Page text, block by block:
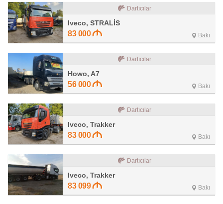
Dartıcılar
Iveco, STRALİS
83 000 Bakı
Dartıcılar
Howo, A7
56 000 Bakı
Dartıcılar
Iveco, Trakker
83 000 Bakı
Dartıcılar
Iveco, Trakker
83 099 Bakı